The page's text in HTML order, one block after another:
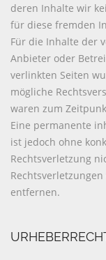
deren Inhalte wir
für diese fremden
Für die Inhalte der
Anbieter oder
verlinkten Seiten
mögliche
waren zum
Eine permanente
ist jedoch ohne
Rechtsverletzung
entfernen.